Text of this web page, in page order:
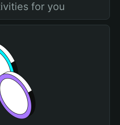
for you